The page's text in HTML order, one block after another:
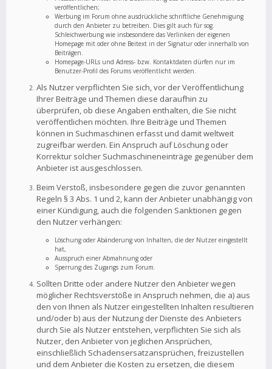
veröffentlichen;
Werbung im Forum ohne ausdrückliche schriftliche Genehmigung
durch den Anbieter zu betreiben. Dies gilt auch für sog.
Schleichwerbung wie insbesondere das Verlinken der eigenen
Homepage mit oder ohne Beitext in der Signatur oder innerhalb von
Beiträgen.
Homepage-URLs und Adress- bzw. Kontaktdaten dürfen nur im
Benutzer-Profil des Forums veröffentlicht werden.
Als Nutzer verpflichten Sie sich, vor der Veröffentlichung
Ihrer Beiträge und Themen diese daraufhin zu
überprüfen, ob diese Angaben enthalten, die Sie nicht
veröffentlichen möchten. Ihre Beiträge und Themen
können in Suchmaschinen erfasst und damit weltweit
zugreifbar werden. Ein Anspruch auf Löschung oder
Korrektur solcher Suchmaschineneinträge gegenüber dem
Anbieter ist ausgeschlossen.
Beim Verstoß, insbesondere gegen die zuvor genannten
Regeln § 3 Abs. 1 und 2, kann der Anbieter unabhängig von
einer Kündigung, auch die folgenden Sanktionen gegen
den Nutzer verhängen:
Löschung oder Abänderung von Inhalten, die der Nutzer eingestellt
hat,
Ausspruch einer Abmahnung oder
Sperrung des Zugangs zum Forum.
Sollten Dritte oder andere Nutzer den Anbieter wegen
möglicher Rechtsverstöße in Anspruch nehmen, die a) aus
den von Ihnen als Nutzer eingestellten Inhalten resultieren
und/oder b) aus der Nutzung der Dienste des Anbieters
durch Sie als Nutzer entstehen, verpflichten Sie sich als
Nutzer, den Anbieter von jeglichen Ansprüchen,
einschließlich Schadensersatzansprüchen, freizustellen
und dem Anbieter die Kosten zu ersetzen, die diesem